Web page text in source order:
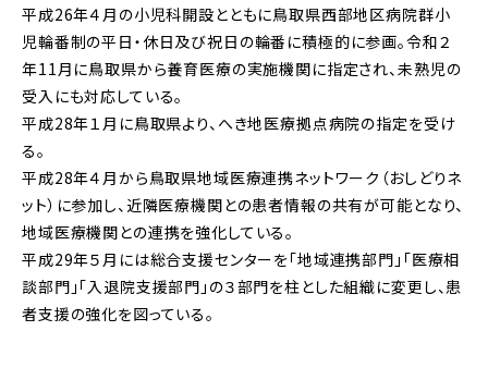
平成26年４月の小児科開設とともに鳥取県西部地区病院群小
児輪番制の平日・休日及び祝日の輪番に積極的に参画。令和２
年11月に鳥取県から養育医療の実施機関に指定され、未熟児の
受入にも対応している。
平成28年１月に鳥取県より、へき地医療拠点病院の指定を受け
る。
平成28年４月から鳥取県地域医療連携ネットワーク（おしどりネ
ット）に参加し、近隣医療機関との患者情報の共有が可能となり、
地域医療機関との連携を強化している。
平成29年５月には総合支援センターを「地域連携部門」「医療相
談部門」「入退院支援部門」の３部門を柱とした組織に変更し、患
者支援の強化を図っている。